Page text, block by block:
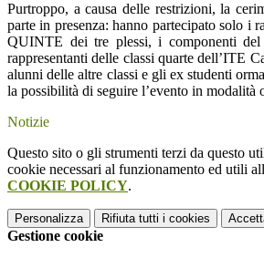
Purtroppo, a causa delle restrizioni, la
parte in presenza: hanno partecipato solo i
QUINTE dei tre plessi, i componenti
rappresentanti delle classi quarte dell’ITE
alunni delle altre classi e gli ex studenti
la possibilità di seguire l’evento in modalità
Notizie
Questo sito o gli strumenti terzi da questo
cookie necessari al funzionamento ed utili
COOKIE POLICY.
Personalizza Rifiuta tutti i cookies
Gestione cookie